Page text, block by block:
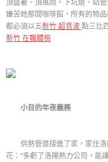
頂盛暑、頂風雨，下坑道、鉆
嫌苦她那間咖啡館，所有的物
都必須以五新竹 超音波點三比
新竹 在職體檢
小目的年夜義務
供熱管道接進了家，家住洛
花：“多虧了洛陽熱力公司，能